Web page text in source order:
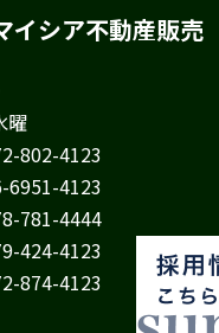
イシア不動産販売
曜
802-4123
4123
781-4444
424-4123
874-4123